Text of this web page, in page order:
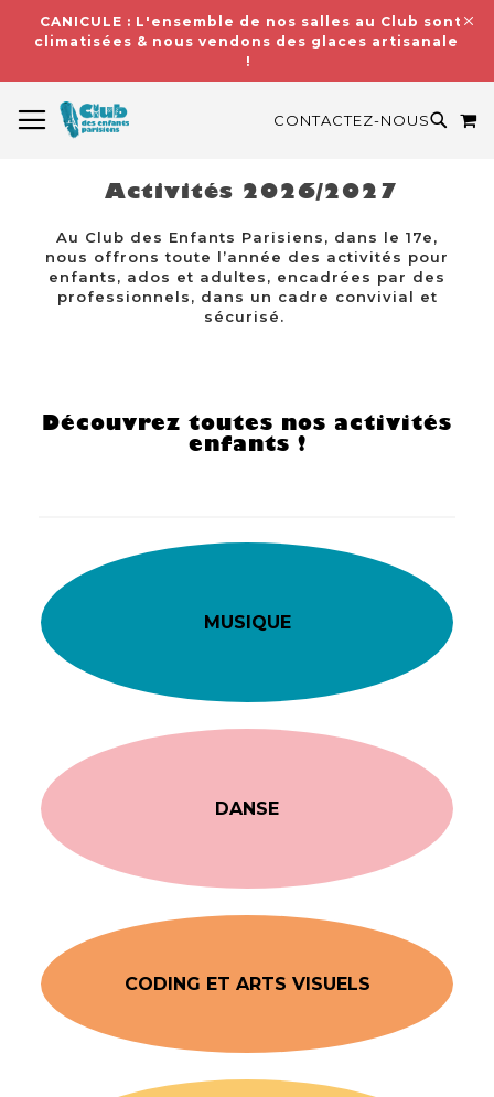
CANICULE : L'ensemble de nos salles au Club sont
climatisées & nous vendons des glaces artisanales
!
CONTACTEZ-NOUS
Activités 2026/2027
Au Club des Enfants Parisiens, dans le 17e,
nous offrons toute l’année des activités pour
enfants, ados et adultes, encadrées par des
professionnels, dans un cadre convivial et
sécurisé.
Découvrez toutes nos activités
enfants !
MUSIQUE
DANSE
CODING ET ARTS VISUELS